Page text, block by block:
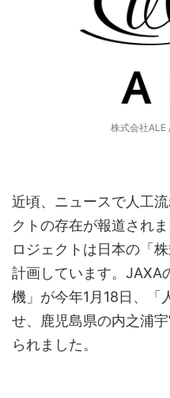
株式会社ALE
近頃、ニュースで人工
クトの存在が報道され
ロジェクトは日本の「
計画しています。JAXA
機」が今年1月18日、「
せ、鹿児島県の内之浦
られました。